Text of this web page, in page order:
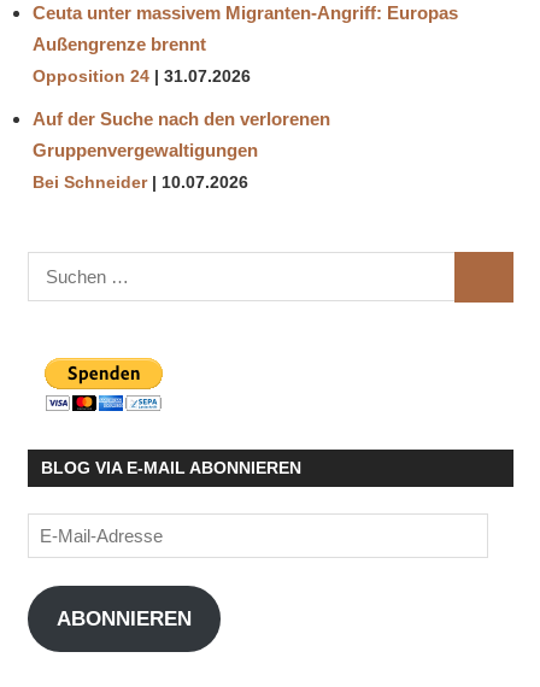
Ceuta unter massivem Migranten-Angriff: Europas
Außengrenze brennt
Opposition 24 31.07.2026
Auf der Suche nach den verlorenen
Gruppenvergewaltigungen
Bei Schneider 10.07.2026
Suchen
nach:
BLOG VIA E-MAIL ABONNIEREN
E-
Mail-
Adresse
ABONNIEREN